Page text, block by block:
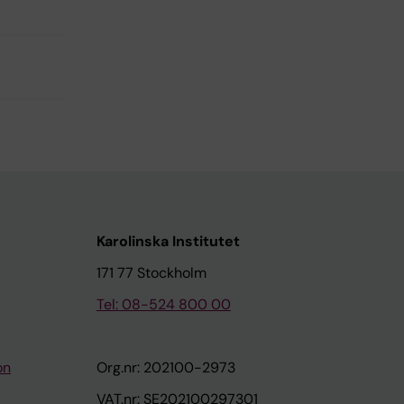
Karolinska Institutet
171 77 Stockholm
Tel: 08-524 800 00
Org.nr: 202100-2973
VAT.nr: SE202100297301